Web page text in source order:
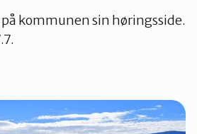
kommunen sin høringsside.